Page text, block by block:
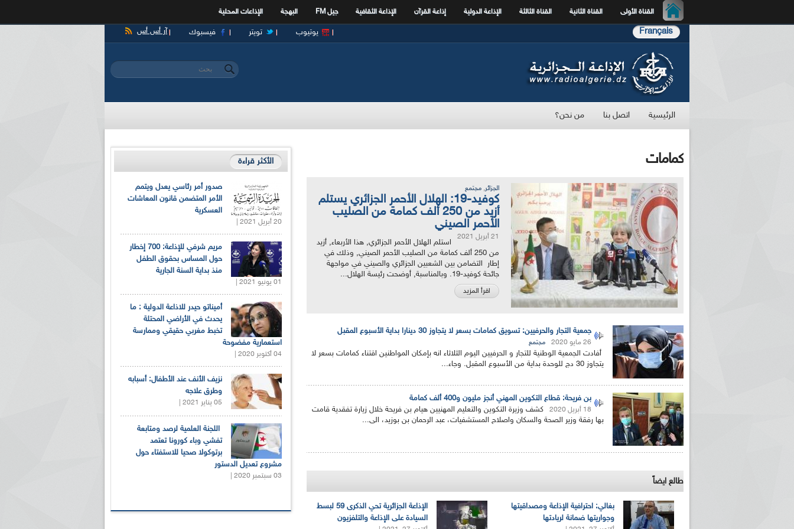
القناة الأولى القناة الثانية القناة الثالثة الإذاعة الدولية إذاعة القرآن الإذاعة الثقافية جيل FM البهجة الإذاعات المحلية
Français آر أس أس فيسبوك تويتر يوتيوب
استمارة البحث
‏بحث ‏
الرئيسية اتصل بنا من نحن؟
كمامات
الجزائر, مجتمع
كوفيد-19: الهلال الأحمر الجزائري يستلم
أزيد من 250 ألف كمامة من الصليب
الأحمر الصيني
21 أبريل 2021
استلم الهلال الأحمر الجزائري, هذا الأربعاء, أزيد
من 250 ألف كمامة من الصليب الأحمر الصيني, وذلك في
إطار التضامن بين الشعبين الجزائري والصيني في مواجهة
جائحة كوفيد-19. وبالمناسبة, أوضحت رئيسة الهلال...
اقرأ المزيد
جمعية التجار والحرفيين: تسويق كمامات بسعر لا يتجاوز 30 دينارا بداية الأسبوع المقبل
26 مايو 2020 مجتمع
أفادت الجمعية الوطنية للتجار و الحرفيين اليوم الثلاثاء انه بإمكان المواطنين اقتناء كمامات بسعر لا
يتجاوز 30 دج للوحدة بداية من الأسبوع المقبل. وجاء...
بن فريحة: قطاع التكوين المهني أنجز مليون و400 ألف كمامة
18 أبريل 2020
كشف وزيرة التكوين والتعليم المهنيين هيام بن فريحة خلال زيارة تفقدية قامت
بها رفقة وزير الصحة والسكان واصلاح المستشفيات، عبد الرحمان بن بوزيد، الى...
طالع ايضاً
الإذاعة الجزائرية تحي الذكرى 59 لبسط
السيادة على الإذاعة والتلفزيون
بغالي: احترافية الإذاعة ومصداقيتها
وجواريتها ضمانة لريادتها
الأكثر قراءة
صدور أمر رئاسي يعدل ويتمم
الأمر المتضمن قانون المعاشات
العسكرية
20 أبريل 2021 |
مريم شرفي للإذاعة: 700 إخطار
حول المساس بحقوق الطفل
منذ بداية السنة الجارية
01 يونيو 2021 |
أميناتو حيدر للاذاعة الدولية : ما
يحدث في الأراضي المحتلة
تخبط مغربي حقيقي وممارسة
استعمارية مفضوحة
04 أكتوبر 2020 |
نزيف الأنف عند الأطفال: أسبابه
وطرق علاجه
05 يناير 2021 |
اللجنة العلمية لرصد ومتابعة
تفشي وباء كورونا تعتمد
برتوكولا صحيا للاستفتاء حول
مشروع تعديل الدستور
03 سبتمبر 2020 |